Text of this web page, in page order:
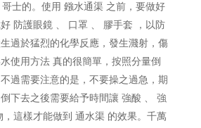
士的。使用 鏹水通渠 之前，要做好
防護眼鏡 、 口罩 、 膠手套 ，以防
過於猛烈的化學反應，發生濺射，傷
使用方法 真的很簡單，按照分量倒
過需要注意的是，不要操之過急，期
下去之後需要給予時間讓 強酸 、 強
，這樣才能做到 通水渠 的效果。千萬